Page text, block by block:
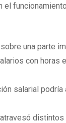
una parte
con horas
salarial podría